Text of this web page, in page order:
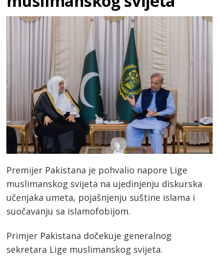
Premijer Pakistana je pohvalio napore Lige
muslimanskog svijeta na ujedinjenju diskurska
učenjaka umeta, pojašnjenju suštine islama i
suočavanju sa islamofobijom.
Primjer Pakistana dočekuje generalnog
sekretara Lige muslimanskog svijeta.